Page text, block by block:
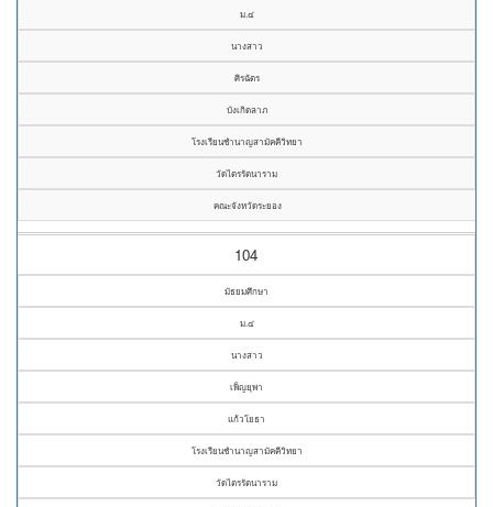
ม.๔
นางสาว
ศิรฉัตร
บังเกิดลาภ
โรงเรียนชำนาญสามัคคีวิทยา
วัดไตรรัตนาราม
คณะจังหวัดระยอง
104
มัธยมศึกษา
ม.๔
นางสาว
เพ็ญยุพา
แก้วโยธา
โรงเรียนชำนาญสามัคคีวิทยา
วัดไตรรัตนาราม